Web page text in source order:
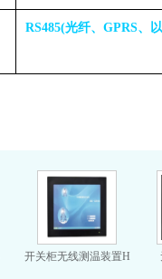
RS485(光纤、GPRS、
开关柜无线测温装置H